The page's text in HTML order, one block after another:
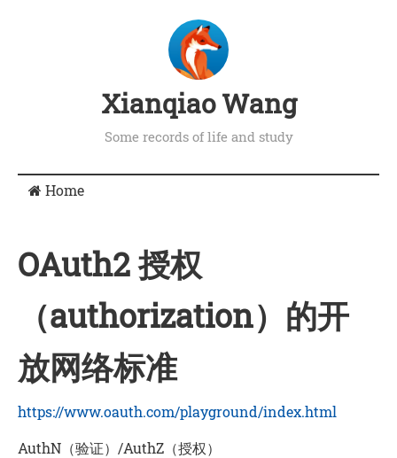
Xianqiao Wang
Some records of life and study
Home
OAuth2 授权
（authorization）的开
放网络标准
https://www.oauth.com/playground/index.html
AuthN（验证）/AuthZ（授权）